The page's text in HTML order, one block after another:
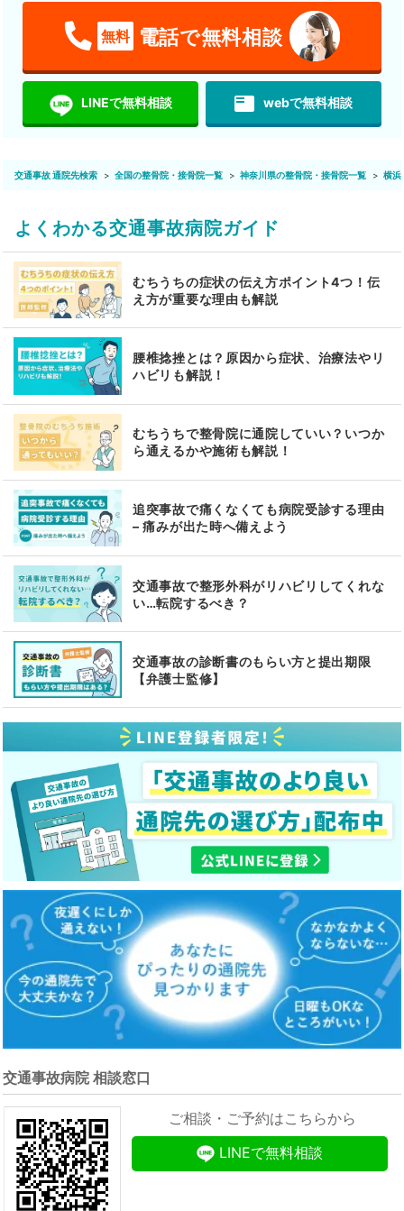
無料 電話で無料相談
LINEで無料相談 featured_play_list webで無料相談
交通事故 通院先検索 全国の整骨院・接骨院一覧 神奈川県の整骨院・接骨院一覧 横浜
よくわかる交通事故病院ガイド
むちうちの症状の伝え方ポイント4つ！伝
え方が重要な理由も解説
腰椎捻挫とは？原因から症状、治療法やリ
ハビリも解説！
むちうちで整骨院に通院していい？いつか
ら通えるかや施術も解説！
追突事故で痛くなくても病院受診する理由
– 痛みが出た時へ備えよう
交通事故で整形外科がリハビリしてくれな
い…転院するべき？
交通事故の診断書のもらい方と提出期限
【弁護士監修】
交通事故病院 相談窓口
ご相談・ご予約はこちらから
LINEで無料相談